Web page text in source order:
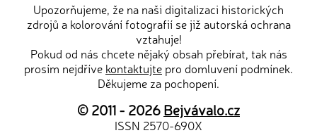
Upozorňujeme, že na naši digitalizaci historických
zdrojů a kolorování fotografií se již autorská ochrana
vztahuje!
Pokud od nás chcete nějaký obsah přebírat, tak nás
prosím nejdříve kontaktujte pro domluvení podmínek.
Děkujeme za pochopení.
© 2011 - 2026Bejvávalo.cz
ISSN 2570-690X